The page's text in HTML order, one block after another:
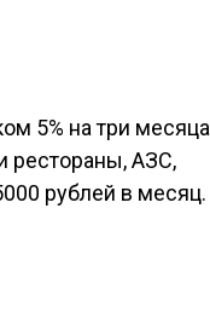
5% на три месяца
рестораны, АЗС,
рублей в месяц.